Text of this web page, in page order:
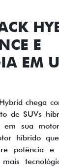
E
EM
chega
de SUVs
em sua
híbrido
potência e